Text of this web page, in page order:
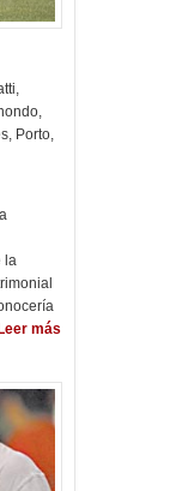
,
,
, Porto,
la
Leer más